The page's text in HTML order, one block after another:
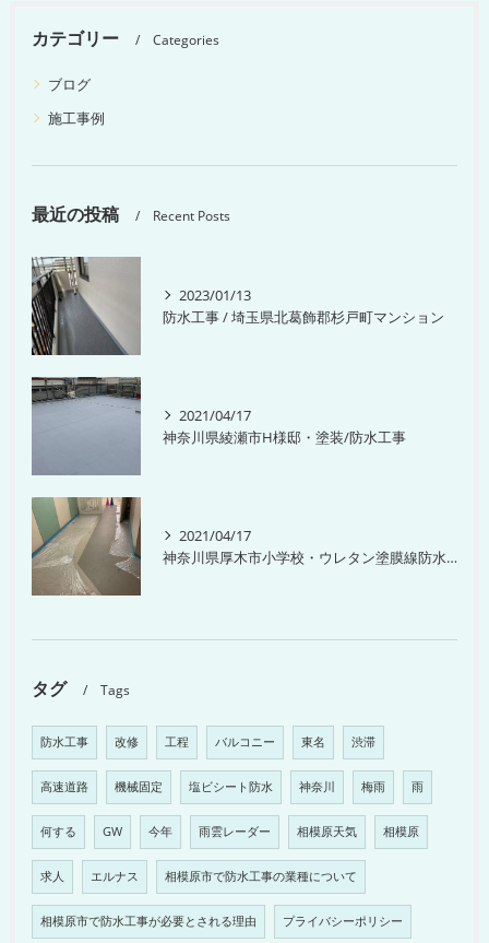
カテゴリー Categories
ブログ
施工事例
最近の投稿 Recent Posts
2023/01/13
防水工事 / 埼玉県北葛飾郡杉戸町マンション
2021/04/17
神奈川県綾瀬市H様邸・塗装/防水工事
2021/04/17
神奈川県厚木市小学校・ウレタン塗膜線防水工事
タグ Tags
防水工事 改修 工程 バルコニー 東名 渋滞
高速道路 機械固定 塩ビシート防水 神奈川 梅雨 雨
何する GW 今年 雨雲レーダー 相模原天気 相模原
求人 エルナス 相模原市で防水工事の業種について
相模原市で防水工事が必要とされる理由 プライバシーポリシー